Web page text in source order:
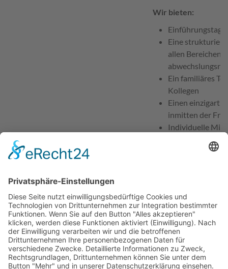
Wir bieten:
Einführungstag
Eine
allen Bereichen
Ein familiäres
Kollegen
Einen
inmitten der
Individuelle
und -
Zeiterfassung
Ansprechpartner für Bewerbungen Hoffmann Manuela,
Telefon 09197-62840